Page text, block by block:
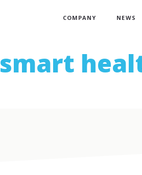
COMPANY NEWS
smart